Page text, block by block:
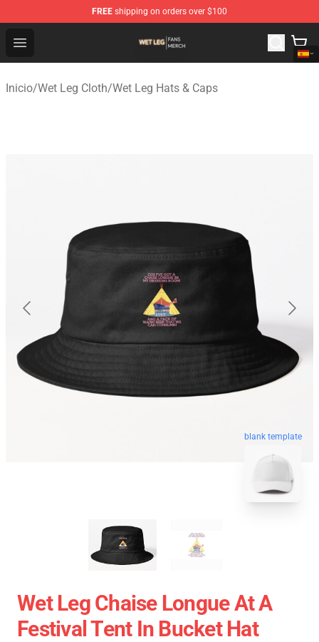
FREE shipping on orders over $100
Open menu
Wet Leg Shop - Official Wet Leg Merchandise Store
Inicio/Wet Leg Cloth/Wet Leg Hats & Caps
blank template
Wet Leg Chaise Longue At A
Festival Tent In Bucket Hat